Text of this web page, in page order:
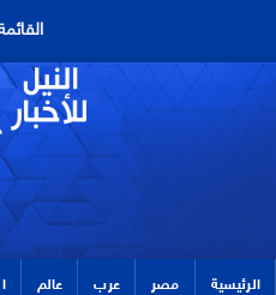
الرئيسية مصر عرب عالم